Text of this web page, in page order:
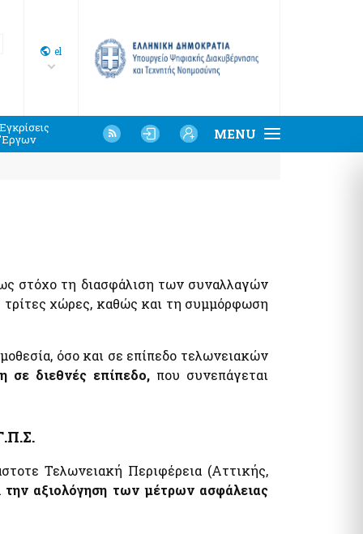
Select
your
language
el
- Έντυπα
ΑΑΔΕ
Πολιτών / Επιχειρήσεων
Εγκρίσεις
'Εργων
MENU
στόχο τη διασφάλιση των συναλλαγών
τρίτες χώρες, καθώς και τη συμμόρφωση
όσο και σε επίπεδο τελωνειακών
σε διεθνές επίπεδο,που συνεπάγεται
Τελωνειακή Περιφέρεια (Αττικής,
την αξιολόγηση των μέτρων ασφάλειας